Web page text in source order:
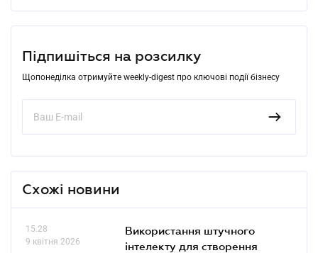
Підпишіться на розсилку
Щопонеділка отримуйте weekly-digest про ключові події бізнесу
Схожі новини
15.28
9 квітня 2026
Використання штучного
інтелекту для створення